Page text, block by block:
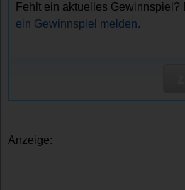
Fehlt ein aktuelles Gewinnspiel?
ein Gewinnspiel melden.
Anzeige: